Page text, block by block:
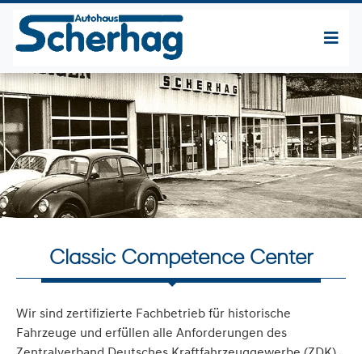
Classic Competence Center
Wir sind zertifizierte Fachbetrieb für historische
Fahrzeuge und erfüllen alle Anforderungen des